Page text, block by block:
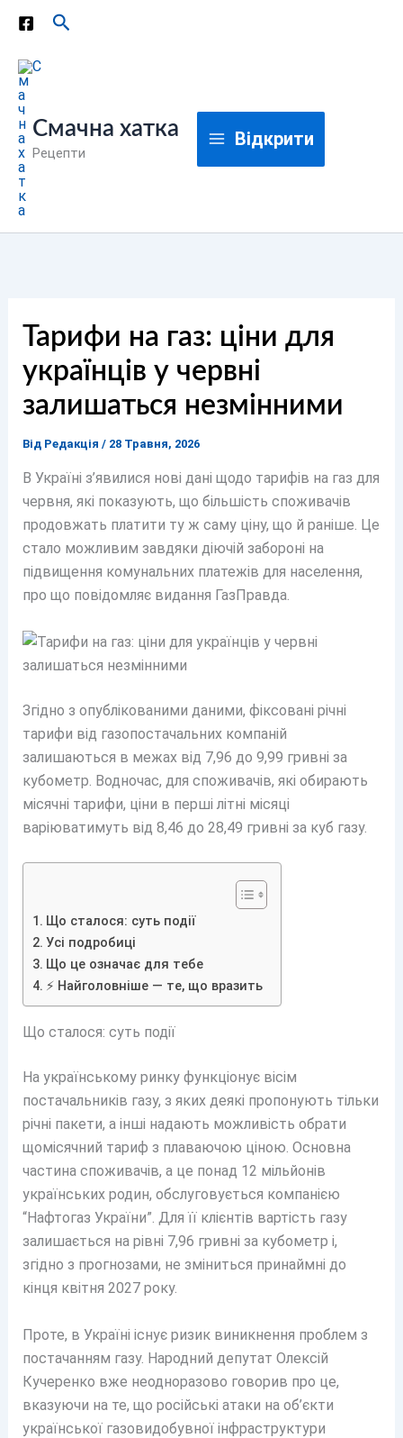
Перейти
вмісту
Пошук
Смачна хатка
Рецепти
Відкрити
Тарифи на газ: ціни для
українців у червні
залишаться незмінними
Від Редакція / 28 Травня, 2026
В Україні з’явилися нові дані щодо тарифів на газ для
червня, які показують, що більшість споживачів
продовжать платити ту ж саму ціну, що й раніше. Це
стало можливим завдяки діючій забороні на
підвищення комунальних платежів для населення,
про що повідомляє видання ГазПравда.
Згідно з опублікованими даними, фіксовані річні
тарифи від газопостачальних компаній
залишаються в межах від 7,96 до 9,99 гривні за
кубометр. Водночас, для споживачів, які обирають
місячні тарифи, ціни в перші літні місяці
варіюватимуть від 8,46 до 28,49 гривні за куб газу.
Що сталося: суть події
Усі подробиці
Що це означає для тебе
⚡ Найголовніше — те, що вразить
Що сталося: суть події
На українському ринку функціонує вісім
постачальників газу, з яких деякі пропонують тільки
річні пакети, а інші надають можливість обрати
щомісячний тариф з плаваючою ціною. Основна
частина споживачів, а це понад 12 мільйонів
українських родин, обслуговується компанією
“Нафтогаз України”. Для її клієнтів вартість газу
залишається на рівні 7,96 гривні за кубометр і,
згідно з прогнозами, не зміниться принаймні до
кінця квітня 2027 року.
Проте, в Україні існує ризик виникнення проблем з
постачанням газу. Народний депутат Олексій
Кучеренко вже неодноразово говорив про це,
вказуючи на те, що російські атаки на об’єкти
української газовидобувної інфраструктури